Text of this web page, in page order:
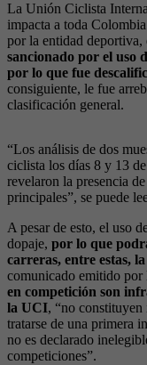
La Unión Ciclista
impacta a toda
por la entidad
sancionado por el uso
por lo que fue
consiguiente, le fue
clasificación general.
“Los análisis de dos
ciclista los días 8 y 13
revelaron la presencia
principales”, se puede
A pesar de esto, el uso
dopaje, por lo que
carreras, entre estas,
comunicado emitido
en competición son
la UCI, “no
tratarse de una primera
no es declarado
competiciones”.